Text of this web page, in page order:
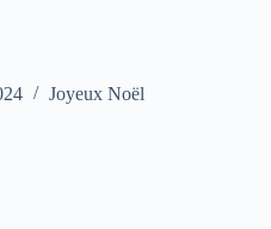
Joyeux Noël